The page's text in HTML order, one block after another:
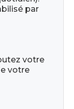
par
votre
votre